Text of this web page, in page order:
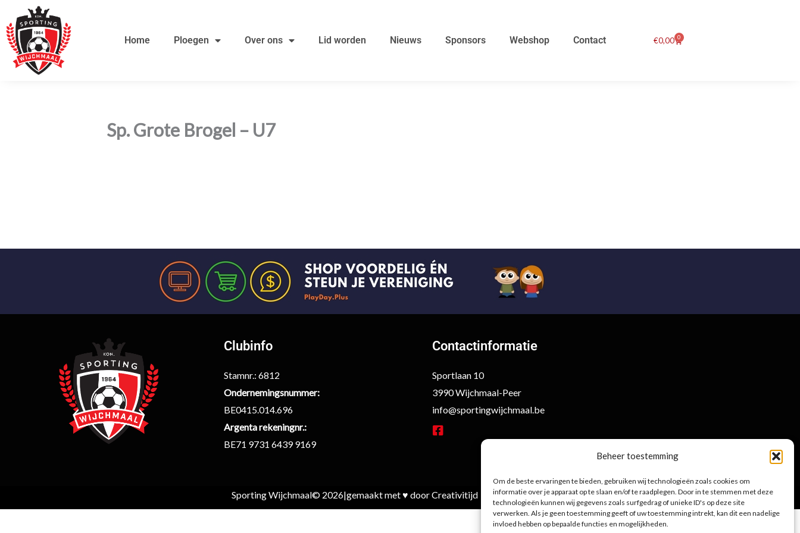
Beheer toestemming
Om de beste ervaringen te bieden, gebruiken wij technologieën zoals cookies om
informatie over je apparaat op te slaan en/of te raadplegen. Door in te stemmen met deze
technologieën kunnen wij gegevens zoals surfgedrag of unieke ID's op deze site
verwerken. Als je geen toestemming geeft of uw toestemming intrekt, kan dit een nadelige
invloed hebben op bepaalde functies en mogelijkheden.
inhoud
naar
de
inhoud
Home Ploegen Over ons Lid worden Nieuws Sponsors Webshop Contact €0,00 0
Winkelwagen
Sp. Grote Brogel – U7
Clubinfo
Stamnr.: 6812
Ondernemingsnummer:
BE0415.014.696
Argenta rekeningnr.:
BE71 9731 6439 9169
Contactinformatie
Sportlaan 10
3990 Wijchmaal-Peer
info@sportingwijchmaal.be
b
Sporting Wijchmaal© 2026|gemaakt met ♥ door Creativitijd Privacybeleid|Cookies